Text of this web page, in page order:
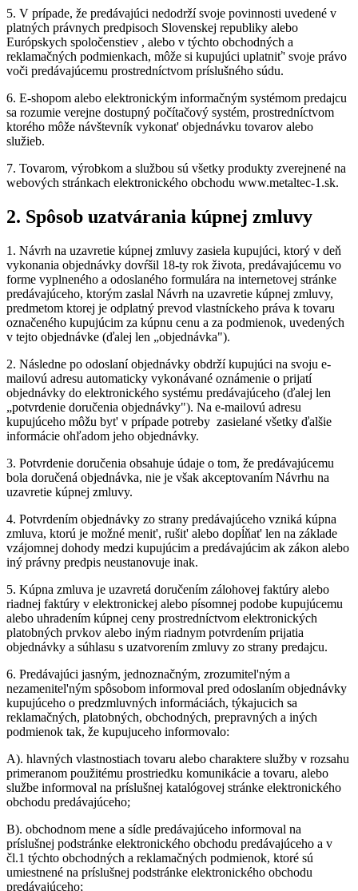
5. V prípade, že predávajúci nedodrží svoje povinnosti uvedené v
platných právnych predpisoch Slovenskej republiky alebo
Európskych spoločenstiev , alebo v týchto obchodných a
reklamačných podmienkach, môže si kupujúci uplatniť' svoje právo
voči predávajúcemu prostredníctvom príslušného súdu.
6. E-shopom alebo elektronickým informačným systémom predajcu
sa rozumie verejne dostupný počítačový systém, prostredníctvom
ktorého môže návštevník vykonat' objednávku tovarov alebo
služieb.
7. Tovarom, výrobkom a službou sú všetky produkty zverejnené na
webových stránkach elektronického obchodu www.metaltec-1.sk.
2. Spôsob uzatvárania kúpnej zmluvy
1. Návrh na uzavretie kúpnej zmluvy zasiela kupujúci, ktorý v deň
vykonania objednávky dovŕšil 18-ty rok života, predávajúcemu vo
forme vyplneného a odoslaného formulára na internetovej stránke
predávajúceho, ktorým zaslal Návrh na uzavretie kúpnej zmluvy,
predmetom ktorej je odplatný prevod vlastníckeho práva k tovaru
označeného kupujúcim za kúpnu cenu a za podmienok, uvedených
v tejto objednávke (ďalej len „objednávka").
2. Následne po odoslaní objednávky obdrží kupujúci na svoju e-
mailovú adresu automaticky vykonávané oznámenie o prijatí
objednávky do elektronického systému predávajúceho (ďalej len
„potvrdenie doručenia objednávky"). Na e-mailovú adresu
kupujúceho môžu byt' v prípade potreby zasielané všetky ďalšie
informácie ohľadom jeho objednávky.
3. Potvrdenie doručenia obsahuje údaje o tom, že predávajúcemu
bola doručená objednávka, nie je však akceptovaním Návrhu na
uzavretie kúpnej zmluvy.
4. Potvrdením objednávky zo strany predávajúceho vzniká kúpna
zmluva, ktorú je možné menit', rušit' alebo dopĺňat' len na základe
vzájomnej dohody medzi kupujúcim a predávajúcim ak zákon alebo
iný právny predpis neustanovuje inak.
5. Kúpna zmluva je uzavretá doručením zálohovej faktúry alebo
riadnej faktúry v elektronickej alebo písomnej podobe kupujúcemu
alebo uhradením kúpnej ceny prostredníctvom elektronických
platobných prvkov alebo iným riadnym potvrdením prijatia
objednávky a súhlasu s uzatvorením zmluvy zo strany predajcu.
6. Predávajúci jasným, jednoznačným, zrozumitel'ným a
nezamenitel'ným spôsobom informoval pred odoslaním objednávky
kupujúceho o predzmluvných informáciách, týkajucich sa
reklamačných, platobných, obchodných, prepravných a iných
podmienok tak, že kupujuceho informovalo:
A). hlavných vlastnostiach tovaru alebo charaktere služby v rozsahu
primeranom použitému prostriedku komunikácie a tovaru, alebo
službe informoval na príslušnej katalógovej stránke elektronického
obchodu predávajúceho;
B). obchodnom mene a sídle predávajúceho informoval na
príslušnej podstránke elektronického obchodu predávajúceho a v
čl.1 týchto obchodných a reklamačných podmienok, ktoré sú
umiestnené na príslušnej podstránke elektronického obchodu
predávajúceho;